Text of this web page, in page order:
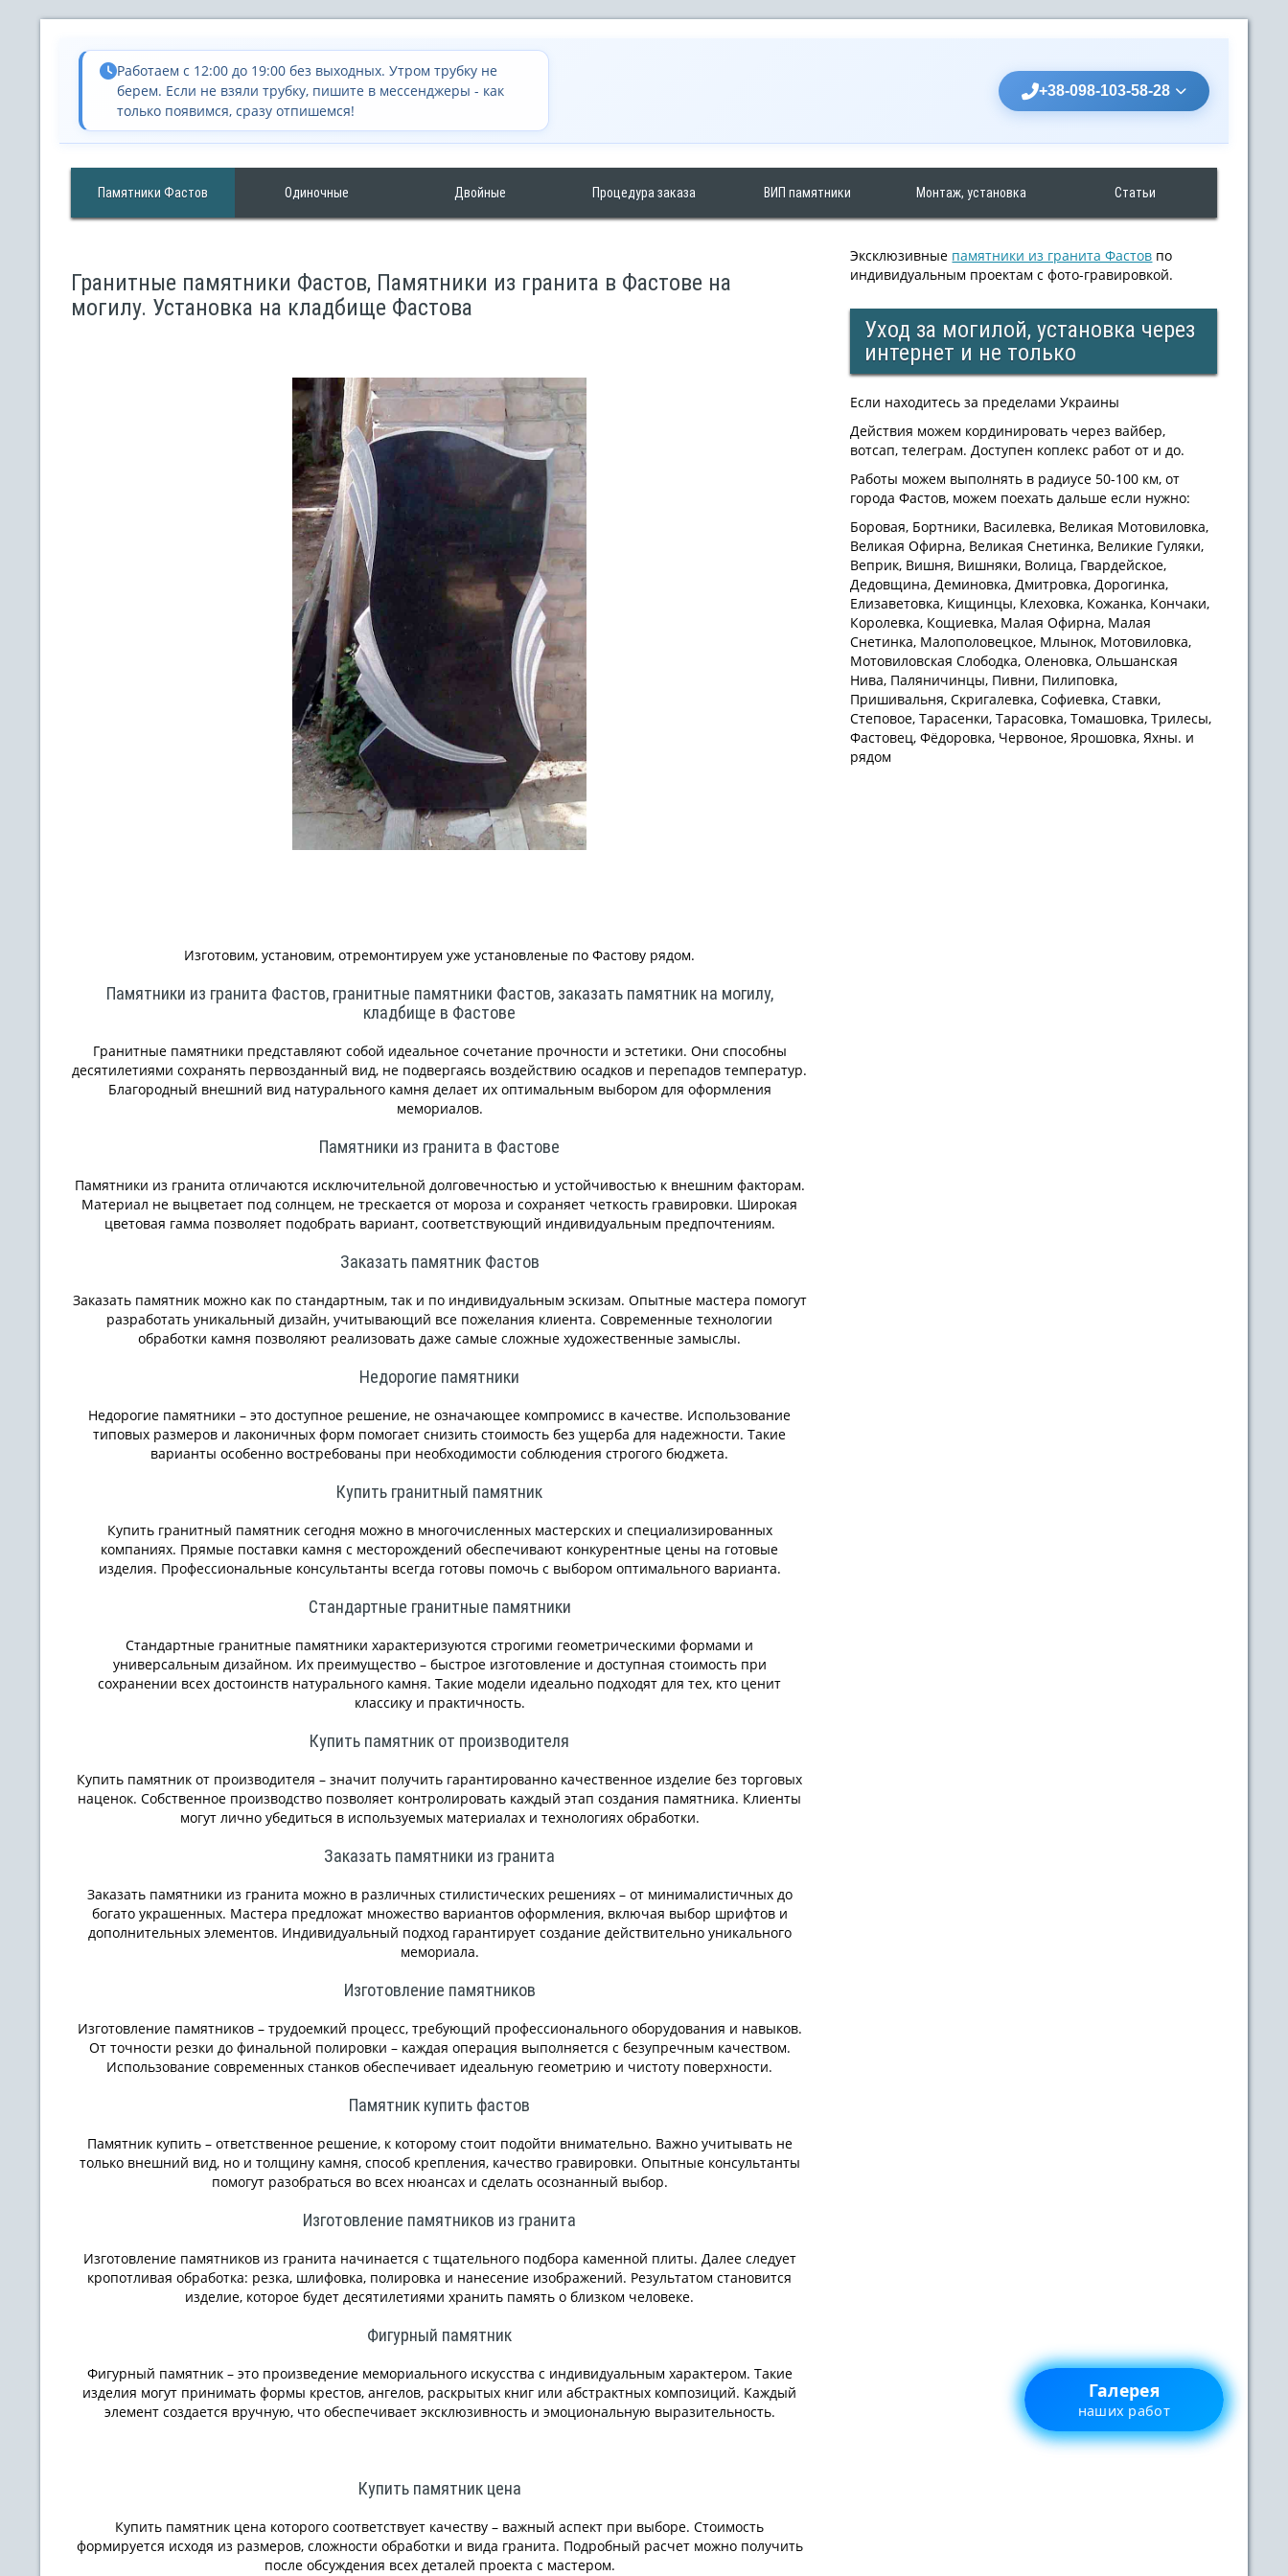
Работаем с 12:00 до 19:00 без выходных. Утром трубку не
берем. Если не взяли трубку, пишите в мессенджеры - как
только появимся, сразу отпишемся!
+38-098-103-58-28
Памятники Фастов Одиночные Двойные Процедура заказа ВИП памятники Монтаж, установка Статьи
Гранитные памятники Фастов, Памятники из гранита в Фастове на
могилу. Установка на кладбище Фастова
Изготовим, установим, отремонтируем уже установленые по Фастову рядом.
Памятники из гранита Фастов, гранитные памятники Фастов, заказать памятник на могилу,
кладбище в Фастове
Гранитные памятники представляют собой идеальное сочетание прочности и эстетики. Они способны
десятилетиями сохранять первозданный вид, не подвергаясь воздействию осадков и перепадов температур.
Благородный внешний вид натурального камня делает их оптимальным выбором для оформления
мемориалов.
Памятники из гранита в Фастове
Памятники из гранита отличаются исключительной долговечностью и устойчивостью к внешним факторам.
Материал не выцветает под солнцем, не трескается от мороза и сохраняет четкость гравировки. Широкая
цветовая гамма позволяет подобрать вариант, соответствующий индивидуальным предпочтениям.
Заказать памятник Фастов
Заказать памятник можно как по стандартным, так и по индивидуальным эскизам. Опытные мастера помогут
разработать уникальный дизайн, учитывающий все пожелания клиента. Современные технологии
обработки камня позволяют реализовать даже самые сложные художественные замыслы.
Недорогие памятники
Недорогие памятники – это доступное решение, не означающее компромисс в качестве. Использование
типовых размеров и лаконичных форм помогает снизить стоимость без ущерба для надежности. Такие
варианты особенно востребованы при необходимости соблюдения строгого бюджета.
Купить гранитный памятник
Купить гранитный памятник сегодня можно в многочисленных мастерских и специализированных
компаниях. Прямые поставки камня с месторождений обеспечивают конкурентные цены на готовые
изделия. Профессиональные консультанты всегда готовы помочь с выбором оптимального варианта.
Стандартные гранитные памятники
Стандартные гранитные памятники характеризуются строгими геометрическими формами и
универсальным дизайном. Их преимущество – быстрое изготовление и доступная стоимость при
сохранении всех достоинств натурального камня. Такие модели идеально подходят для тех, кто ценит
классику и практичность.
Купить памятник от производителя
Купить памятник от производителя – значит получить гарантированно качественное изделие без торговых
наценок. Собственное производство позволяет контролировать каждый этап создания памятника. Клиенты
могут лично убедиться в используемых материалах и технологиях обработки.
Заказать памятники из гранита
Заказать памятники из гранита можно в различных стилистических решениях – от минималистичных до
богато украшенных. Мастера предложат множество вариантов оформления, включая выбор шрифтов и
дополнительных элементов. Индивидуальный подход гарантирует создание действительно уникального
мемориала.
Изготовление памятников
Изготовление памятников – трудоемкий процесс, требующий профессионального оборудования и навыков.
От точности резки до финальной полировки – каждая операция выполняется с безупречным качеством.
Использование современных станков обеспечивает идеальную геометрию и чистоту поверхности.
Памятник купить фастов
Памятник купить – ответственное решение, к которому стоит подойти внимательно. Важно учитывать не
только внешний вид, но и толщину камня, способ крепления, качество гравировки. Опытные консультанты
помогут разобраться во всех нюансах и сделать осознанный выбор.
Изготовление памятников из гранита
Изготовление памятников из гранита начинается с тщательного подбора каменной плиты. Далее следует
кропотливая обработка: резка, шлифовка, полировка и нанесение изображений. Результатом становится
изделие, которое будет десятилетиями хранить память о близком человеке.
Фигурный памятник
Фигурный памятник – это произведение мемориального искусства с индивидуальным характером. Такие
изделия могут принимать формы крестов, ангелов, раскрытых книг или абстрактных композиций. Каждый
элемент создается вручную, что обеспечивает эксклюзивность и эмоциональную выразительность.
Купить памятник цена
Купить памятник цена которого соответствует качеству – важный аспект при выборе. Стоимость
формируется исходя из размеров, сложности обработки и вида гранита. Подробный расчет можно получить
после обсуждения всех деталей проекта с мастером.
Эксклюзивные памятники из гранита Фастов по
индивидуальным проектам с фото-гравировкой.
Уход за могилой, установка через
интернет и не только
Если находитесь за пределами Украины
Действия можем кординировать через вайбер,
вотсап, телеграм. Доступен коплекс работ от и до.
Работы можем выполнять в радиусе 50-100 км, от
города Фастов, можем поехать дальше если нужно:
Боровая, Бортники, Василевка, Великая Мотовиловка,
Великая Офирна, Великая Снетинка, Великие Гуляки,
Веприк, Вишня, Вишняки, Волица, Гвардейское,
Дедовщина, Деминовка, Дмитровка, Дорогинка,
Елизаветовка, Кищинцы, Клеховка, Кожанка, Кончаки,
Королевка, Кощиевка, Малая Офирна, Малая
Снетинка, Малополовецкое, Млынок, Мотовиловка,
Мотовиловская Слободка, Оленовка, Ольшанская
Нива, Паляничинцы, Пивни, Пилиповка,
Пришивальня, Скригалевка, Софиевка, Ставки,
Степовое, Тарасенки, Тарасовка, Томашовка, Трилесы,
Фастовец, Фёдоровка, Червоное, Ярошовка, Яхны. и
рядом
Галерея
наших работ